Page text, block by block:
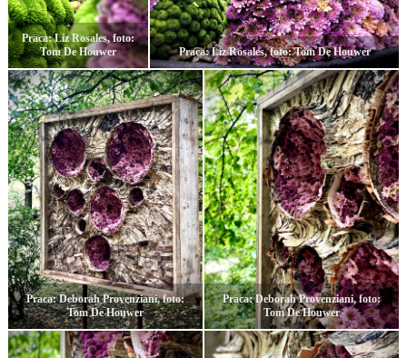
Praca: Liz Rosales, foto:
Tom De Houwer
Praca: Liz Rosales, foto: Tom De Houwer
Praca: Deborah Provenziani, foto:
Tom De Houwer
Praca: Deborah Provenziani, foto:
Tom De Houwer